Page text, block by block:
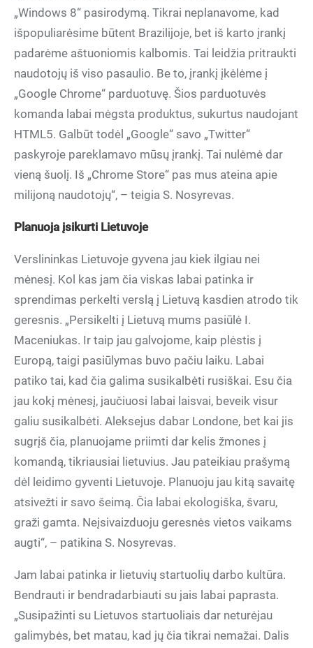
„Windows 8“ pasirodymą. Tikrai neplanavome, kad
išpopuliarėsime būtent Brazilijoje, bet iš karto įrankį
padarėme aštuoniomis kalbomis. Tai leidžia pritraukti
naudotojų iš viso pasaulio. Be to, įrankį įkėlėme į
„Google Chrome“ parduotuvę. Šios parduotuvės
komanda labai mėgsta produktus, sukurtus naudojant
HTML5. Galbūt todėl „Google“ savo „Twitter“
paskyroje pareklamavo mūsų įrankį. Tai nulėmė dar
vieną šuolį. Iš „Chrome Store“ pas mus ateina apie
milijoną naudotojų“, – teigia S. Nosyrevas.
Planuoja įsikurti Lietuvoje
Verslininkas Lietuvoje gyvena jau kiek ilgiau nei
mėnesį. Kol kas jam čia viskas labai patinka ir
sprendimas perkelti verslą į Lietuvą kasdien atrodo tik
geresnis. „Persikelti į Lietuvą mums pasiūlė I.
Maceniukas. Ir taip jau galvojome, kaip plėstis į
Europą, taigi pasiūlymas buvo pačiu laiku. Labai
patiko tai, kad čia galima susikalbėti rusiškai. Esu čia
jau kokį mėnesį, jaučiuosi labai laisvai, beveik visur
galiu susikalbėti. Aleksejus dabar Londone, bet kai jis
sugrįš čia, planuojame priimti dar kelis žmones į
komandą, tikriausiai lietuvius. Jau pateikiau prašymą
dėl leidimo gyventi Lietuvoje. Planuoju jau kitą savaitę
atsivežti ir savo šeimą. Čia labai ekologiška, švaru,
graži gamta. Neįsivaizduoju geresnės vietos vaikams
augti“, – patikina S. Nosyrevas.
Jam labai patinka ir lietuvių startuolių darbo kultūra.
Bendrauti ir bendradarbiauti su jais labai paprasta.
„Susipažinti su Lietuvos startuoliais dar neturėjau
galimybės, bet matau, kad jų čia tikrai nemažai. Dalis